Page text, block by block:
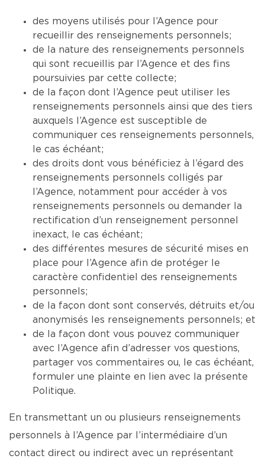
des moyens utilisés pour l’Agence pour
recueillir des renseignements personnels;
de la nature des renseignements personnels
qui sont recueillis par l’Agence et des fins
poursuivies par cette collecte;
de la façon dont l’Agence peut utiliser les
renseignements personnels ainsi que des tiers
auxquels l’Agence est susceptible de
communiquer ces renseignements personnels,
le cas échéant;
des droits dont vous bénéficiez à l’égard des
renseignements personnels colligés par
l’Agence, notamment pour accéder à vos
renseignements personnels ou demander la
rectification d’un renseignement personnel
inexact, le cas échéant;
des différentes mesures de sécurité mises en
place pour l’Agence afin de protéger le
caractère confidentiel des renseignements
personnels;
de la façon dont sont conservés, détruits et/ou
anonymisés les renseignements personnels; et
de la façon dont vous pouvez communiquer
avec l’Agence afin d’adresser vos questions,
partager vos commentaires ou, le cas échéant,
formuler une plainte en lien avec la présente
Politique.
En transmettant un ou plusieurs renseignements
personnels à l’Agence par l’intermédiaire d’un
contact direct ou indirect avec un représentant